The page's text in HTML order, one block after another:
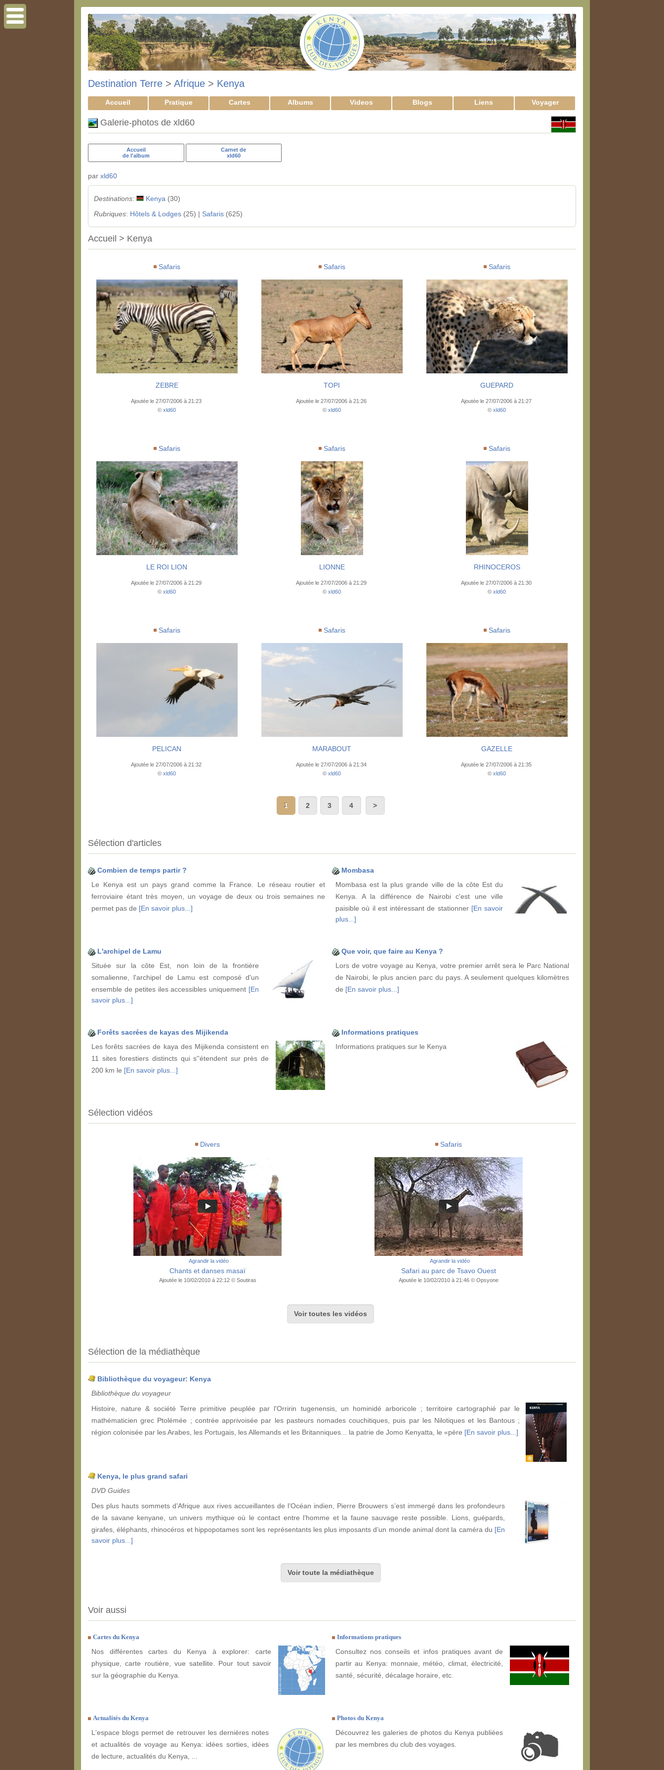
Destination Terre > Afrique > Kenya
Accueil Pratique Cartes Albums Videos Blogs Liens Voyager
Galerie-photos de xld60
Accueil
de l'album
Carnet de
xld60
par xld60
Destinations: Kenya (30)
Rubriques: Hôtels & Lodges(25) | Safaris(625)
Accueil > Kenya
Safaris
ZEBRE
Ajoutée le 27/07/2006 à 21:23
©xld60
Safaris
TOPI
Ajoutée le 27/07/2006 à 21:26
©xld60
Safaris
GUEPARD
Ajoutée le 27/07/2006 à 21:27
©xld60
Safaris
LE ROI LION
Ajoutée le 27/07/2006 à 21:29
©xld60
Safaris
LIONNE
Ajoutée le 27/07/2006 à 21:29
©xld60
Safaris
RHINOCEROS
Ajoutée le 27/07/2006 à 21:30
©xld60
Safaris
PELICAN
Ajoutée le 27/07/2006 à 21:32
©xld60
Safaris
MARABOUT
Ajoutée le 27/07/2006 à 21:34
©xld60
Safaris
GAZELLE
Ajoutée le 27/07/2006 à 21:35
©xld60
1 2 3 4
Sélection d'articles
Combien de temps partir ?
Le Kenya est un pays grand comme la France. Le réseau routier et
ferroviaire étant très moyen, un voyage de deux ou trois semaines ne
permet pas de [En savoir plus...]
Mombasa
Mombasa est la plus grande ville de la côte Est du
Kenya. A la différence de Nairobi c'est une ville
paisible où il est intéressant de stationner [En savoir
plus...]
L'archipel de Lamu
Située sur la côte Est, non loin de la frontière
somalienne, l'archipel de Lamu est composé d'un
ensemble de petites iles accessibles uniquement [En
savoir plus...]
Que voir, que faire au Kenya ?
Lors de votre voyage au Kenya, votre premier arrêt sera le Parc National
de Nairobi, le plus ancien parc du pays. A seulement quelques kilomètres
de [En savoir plus...]
Forêts sacrées de kayas des Mijikenda
Les forêts sacrées de kaya des Mijikenda consistent en
11 sites forestiers distincts qui s''étendent sur près de
200 km le [En savoir plus...]
Informations pratiques
Informations pratiques sur le Kenya
Sélection vidéos
Divers
Agrandir la vidéo
Chants et danses masaï
Ajoutée le 10/02/2010 à 22:12 © Soutiras
Safaris
Agrandir la vidéo
Safari au parc de Tsavo Ouest
Ajoutée le 10/02/2010 à 21:46 © Opsyone
Voir toutes les vidéos
Sélection de la médiathèque
Bibliothèque du voyageur: Kenya
Bibliothèque du voyageur
Histoire, nature & société Terre primitive peuplée par l'Orririn tugenensis, un hominidé arboricole ; territoire cartographié par le
mathématicien grec Ptolémée ; contrée apprivoisée par les pasteurs nomades couchitiques, puis par les Nilotiques et les Bantous ;
région colonisée par les Arabes, les Portugais, les Allemands et les Britanniques... la patrie de Jomo Kenyatta, le «père [En savoir plus...]
Kenya, le plus grand safari
DVD Guides
Des plus hauts sommets d’Afrique aux rives accueillantes de l’Océan indien, Pierre Brouwers s’est immergé dans les profondeurs
de la savane kenyane, un univers mythique où le contact entre l’homme et la faune sauvage reste possible. Lions, guépards,
girafes, éléphants, rhinocéros et hippopotames sont les représentants les plus imposants d’un monde animal dont la caméra du [En
savoir plus...]
Voir toute la médiathèque
Voir aussi
Cartes du Kenya
Nos différentes cartes du Kenya à explorer: carte
physique, carte routière, vue satellite. Pour tout savoir
sur la géographie du Kenya.
Informations pratiques
Consultez nos conseils et infos pratiques avant de
partir au Kenya: monnaie, météo, climat, électricité,
santé, sécurité, décalage horaire, etc.
Actualités du Kenya
L'espace blogs permet de retrouver les dernières notes
et actualités de voyage au Kenya: idées sorties, idées
de lecture, actualités du Kenya, ...
Photos du Kenya
Découvrez les galeries de photos du Kenya publiées
par les membres du club des voyages.